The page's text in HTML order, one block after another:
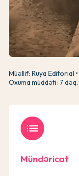
Müəllif: Ruya Editorial
Oxuma müddəti: 7 dəq.
list
Mündəricat